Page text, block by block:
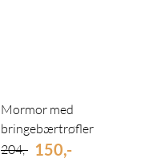
Mormor med
bringebærtrøfler
204,- 150,-